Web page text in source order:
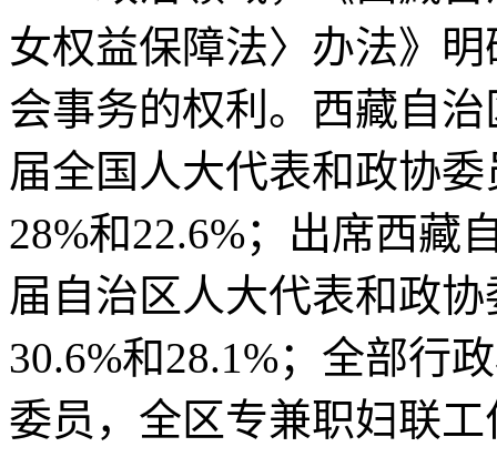
女权益保障法〉办法》
会事务的权利。西藏自
届全国人大代表和政协
28%和22.6%；出席西藏
届自治区人大代表和政
30.6%和28.1%；全部行
委员，全区专兼职妇联